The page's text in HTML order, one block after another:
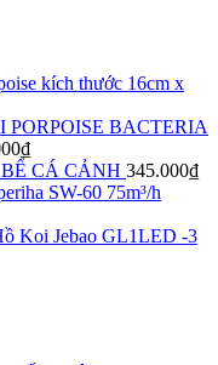
kích thước 16cm x
BACTERIA
₫
CÁ CẢNH 345.000₫
SW-60 75m³/h
Koi Jebao GL1LED -3